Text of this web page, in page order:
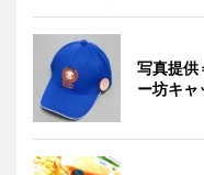
写真提
ー坊キャ